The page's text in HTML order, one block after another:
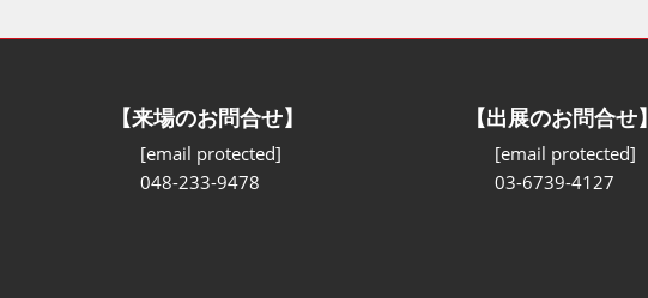
【来場のお問合せ】
[email protected]
048-233-9478
【出展のお問合せ】
[email protected]
03-6739-4127